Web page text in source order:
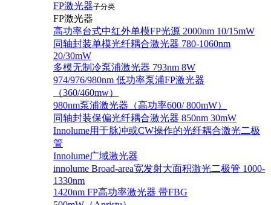
FP激光器子分类
FP激光器
高功率台式中红外单模FP光源 2000nm 10/15mW
同轴封装单模光纤耦合激光器 780-1060nm
20/30mW
多模无制冷泵浦激光器 793nm 8W
974/976/980nm 低功率泵浦FP激光器
（360/460mw）
980nm泵浦激光器（高功率600/ 800mW）
同轴封装保偏光纤耦合激光器 850nm 30mW
Innolume用于脉冲或CW操作的光纤耦合激光二极
管
Innolume广域激光器
innolume Broad-area宽发射大面积激光二极管 1000-
1330nm
1420nm FP高功率激光器 带FBG